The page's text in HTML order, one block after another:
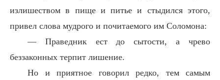
излишеством в пище и питье и стыдился этого,
привел слова мудрого и почитаемого им Соломона:
— Праведник ест до сытости, а чрево
беззаконных терпит лишение.
Но и приятное говорил редко, тем самым